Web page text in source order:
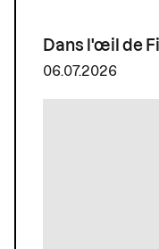
Dans l'œil de
06.07.2026